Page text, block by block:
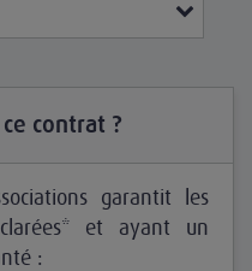
ce contrat ?
garantit les
et ayant un
: